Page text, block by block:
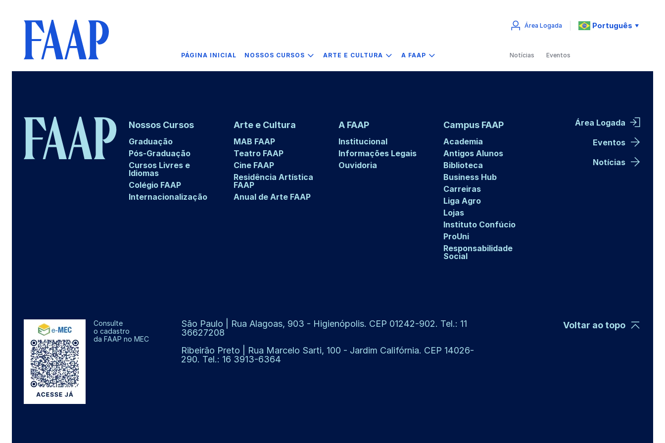
PÁGINA INICIAL NOSSOS CURSOS ARTE E CULTURA A FAAP
Área Logada Português ▼
Notícias Eventos
Nossos Cursos
Graduação
Pós-Graduação
Cursos Livres e
Idiomas
Colégio FAAP
Internacionalização
Arte e Cultura
MAB FAAP
Teatro FAAP
Cine FAAP
Residência Artística
FAAP
Anual de Arte FAAP
A FAAP
Institucional
Informações Legais
Ouvidoria
Campus FAAP
Academia
Antigos Alunos
Biblioteca
Business Hub
Carreiras
Liga Agro
Lojas
Instituto Confúcio
ProUni
Responsabilidade
Social
Área Logada
Eventos
Notícias
Consulte
o cadastro
da FAAP no MEC
São Paulo | Rua Alagoas, 903 - Higienópolis. CEP 01242-902. Tel.: 11
36627208
Ribeirão Preto | Rua Marcelo Sarti, 100 - Jardim Califórnia. CEP 14026-
290. Tel.: 16 3913-6364
Voltar ao topo